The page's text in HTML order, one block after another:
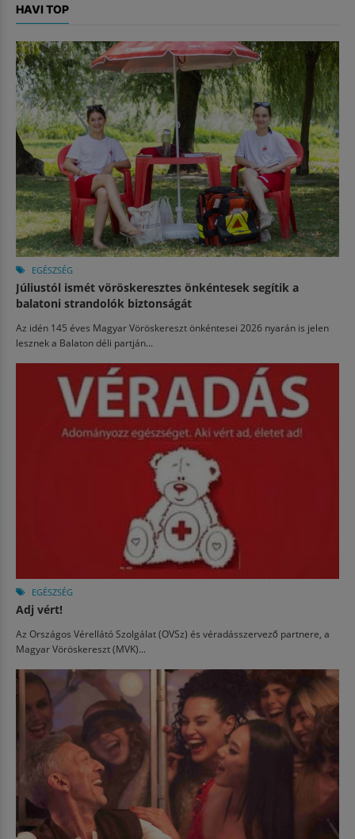
HAVI TOP
EGÉSZSÉG
Júliustól ismét vöröskeresztes önkéntesek segítik a
balatoni strandolók biztonságát
Az idén 145 éves Magyar Vöröskereszt önkéntesei 2026 nyarán is jelen
lesznek a Balaton déli partján...
EGÉSZSÉG
Adj vért!
Az Országos Vérellátó Szolgálat (OVSz) és véradásszervező partnere, a
Magyar Vöröskereszt (MVK)...